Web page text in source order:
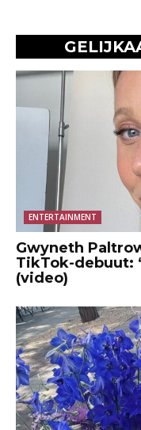
ENTERTAINMENT
Gwyneth
TikTok-debuut:
(video)